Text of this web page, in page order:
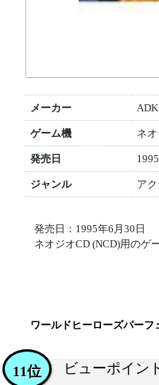
メーカー ADK
ゲーム機 ネ
発売日
ジャンル ア
発売日：1995年6月30日
ネオジオCD (NCD)用のゲ
ワールドヒーローズパー
ビューポイン
11位